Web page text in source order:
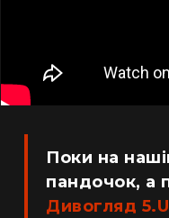
Поки на
пандочок, а
Дивогляд